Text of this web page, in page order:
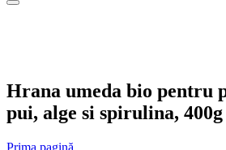
Hrana umeda bio pentru
pui, alge si spirulina,
Prima pagină